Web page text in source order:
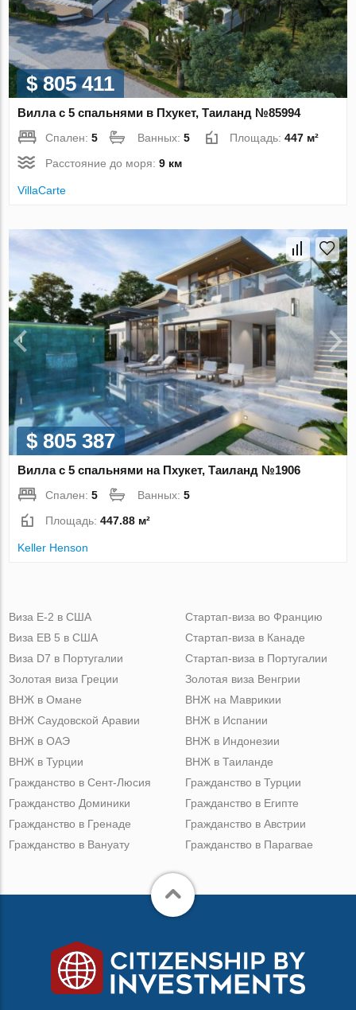
$ 805 411
Вилла с 5 спальнями в Пхукет, Таиланд №85994
Спален:5 Ванных:5 Площадь:447 м²
Расстояние до моря:9 км
VillaСarte
$ 805 387
Вилла с 5 спальнями на Пхукет, Таиланд №1906
Спален:5 Ванных:5
Площадь:447.88 м²
Keller Henson
Виза Е-2 в США
Виза ЕВ 5 в США
Виза D7 в Португалии
Золотая виза Греции
Стартап-виза во Францию
Стартап-виза в Канаде
Стартап-виза в Португалии
Золотая виза Венгрии
ВНЖ в Омане
ВНЖ Саудовской Аравии
ВНЖ в ОАЭ
ВНЖ в Турции
ВНЖ на Маврикии
ВНЖ в Испании
ВНЖ в Индонезии
ВНЖ в Таиланде
Гражданство в Сент-Люсия
Гражданство Доминики
Гражданство в Гренаде
Гражданство в Вануату
Гражданство в Турции
Гражданство в Египте
Гражданство в Австрии
Гражданство в Парагвае